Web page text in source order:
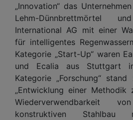
„Innovation“ das
Lehm-Dünnbrettmörtel
International AG mit einer
für intelligentes
Kategorie „Start-Up“ waren
und Ecalia aus Stuttgart
Kategorie „Forschung“
„Entwicklung einer Methodik
Wiederverwendbarkeit
konstruktiven Stahlbau